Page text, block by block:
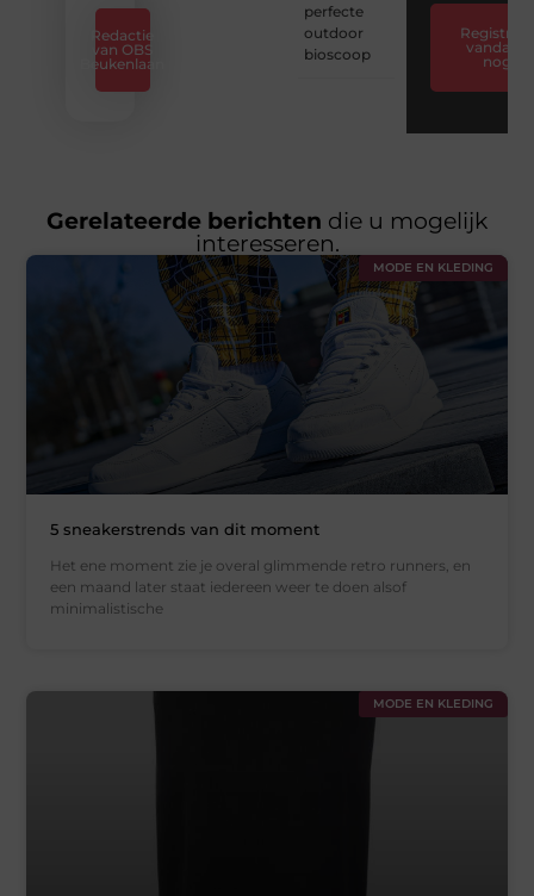
Redactie
van OBS
Beukenlaan
perfecte
outdoor
bioscoop
Registreer
vandaag
nog
Gerelateerde berichten die u mogelijk
interesseren.
MODE EN KLEDING
5 sneakerstrends van dit moment
Het ene moment zie je overal glimmende retro runners, en
een maand later staat iedereen weer te doen alsof
minimalistische
MODE EN KLEDING